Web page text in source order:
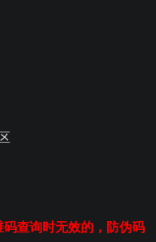
查询时无效的，防伪码